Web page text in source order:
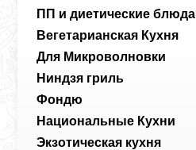
ПП и диетические блюда
Вегетарианская Кухня
Для Микроволновки
Ниндзя гриль
Фондю
Национальные Кухни
Экзотическая кухня